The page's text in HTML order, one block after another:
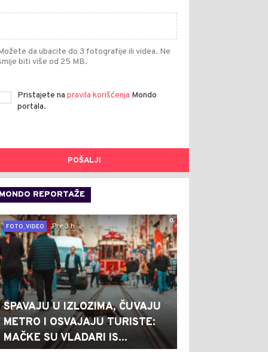
da ubacite do 3 fotografije ili videa. Ne
biti više od 25 MB.
Pristajete na pravila korišćenja Mondo
portala.
POŠALJI
MONDO REPORTAŽE
0
FOTO, VIDEO
Pre 3 h
SPAVAJU U IZLOZIMA, ČUVAJU
METRO I OSVAJAJU TURISTE:
MAČKE SU VLADARI IS...